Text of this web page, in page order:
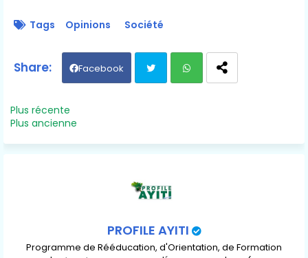
Tags Opinions Société
Facebook
Plus récente
Plus ancienne
PROFILE AYITI
Programme de Rééducation, d'Orientation, de Formation